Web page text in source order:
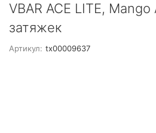
VBAR ACE LITE,
затяжек
Артикул: tx00009637